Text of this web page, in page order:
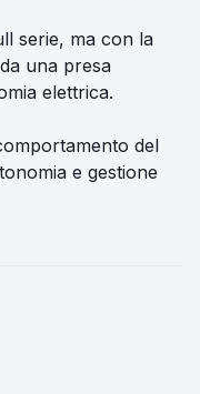
serie, ma con la
una presa
elettrica.
del
e gestione